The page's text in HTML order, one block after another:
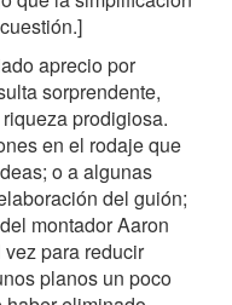
aprecio por
sorprendente,
prodigiosa.
en el rodaje que
o a algunas
del guión;
montador Aaron
para reducir
planos un poco